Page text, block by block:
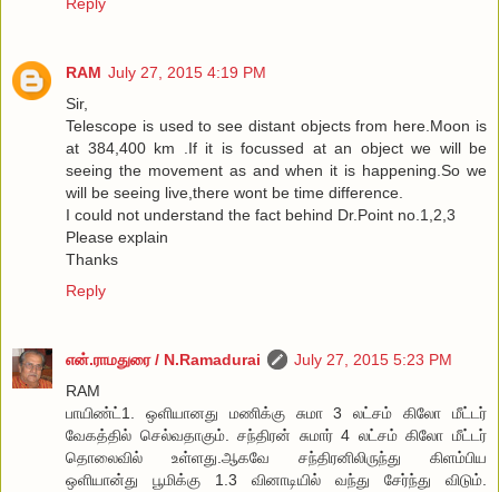
Reply
RAM July 27, 2015 4:19 PM
Sir,
Telescope is used to see distant objects from here.Moon is
at 384,400 km .If it is focussed at an object we will be
seeing the movement as and when it is happening.So we
will be seeing live,there wont be time difference.
I could not understand the fact behind Dr.Point no.1,2,3
Please explain
Thanks
Reply
என்.ராமதுரை / N.Ramadurai
July 27, 2015 5:23 PM
RAM
பாயிண்ட்1. ஒளியானது மணிக்கு சுமா 3 லட்சம் கிலோ மீட்டர்
வேகத்தில் செல்வதாகும். சந்திரன் சுமார் 4 லட்சம் கிலோ மீட்டர்
தொலைவில் உள்ளது.ஆகவே சந்திரனிலிருந்து கிளம்பிய
ஒளியான்து பூமிக்கு 1.3 வினாடியில் வந்து சேர்ந்து விடும்.